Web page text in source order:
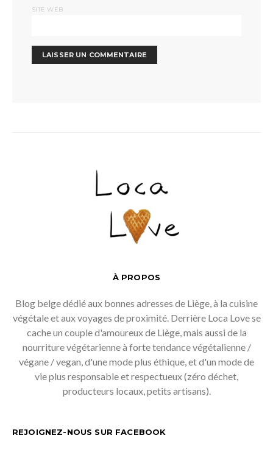
SITE WEB
À PROPOS
Blog belge dédié aux bonnes adresses de Liège, à la cuisine
végétale et aux voyages de proximité. Derrière Loca Love se
cache un couple d'amoureux de Liège, mais aussi de la
nourriture végétarienne à forte tendance végétalienne /
végane / vegan, d'une mode plus éthique, et d'un mode de
vie plus responsable et respectueux (zéro déchet,
producteurs locaux, petits artisans).
REJOIGNEZ-NOUS SUR FACEBOOK